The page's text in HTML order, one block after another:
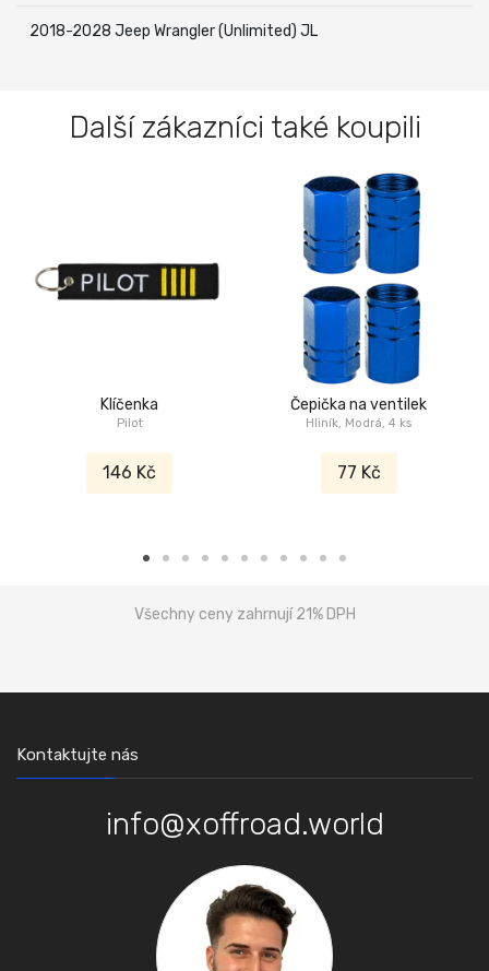
2018-2028 Jeep Wrangler (Unlimited) JL
Další zákazníci také koupili
Klíčenka
Pilot
146 Kč
Čepička na ventilek
Hliník, Modrá, 4 ks
77 Kč
Všechny ceny zahrnují 21% DPH
Kontaktujte nás
info@xoffroad.world